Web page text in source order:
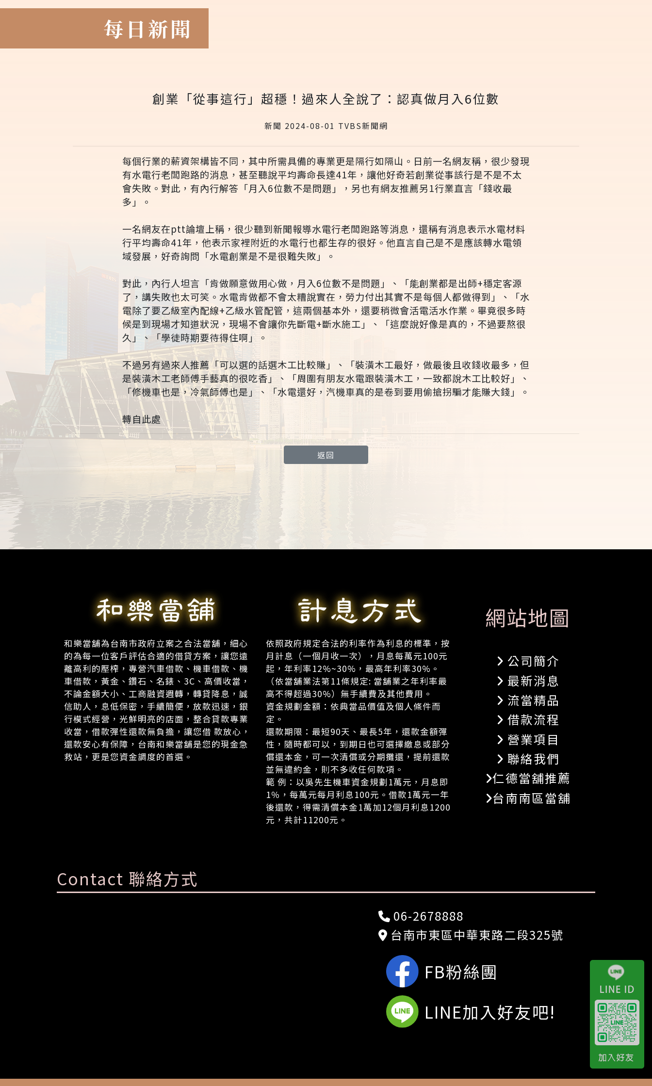
每日新聞
創業「從事這行」超穩！過來人全說了：認真做月入6位數
新聞 2024-08-01 TVBS新聞網
每個行業的薪資架構皆不同，其中所需具備的專業更是隔行如隔山。日前一名網友稱，很少發現
有水電行老闆跑路的消息，甚至聽說平均壽命長達41年，讓他好奇若創業從事該行是不是不太
會失敗。對此，有內行解答「月入6位數不是問題」，另也有網友推薦另1行業直言「錢收最
多」。
一名網友在ptt論壇上稱，很少聽到新聞報導水電行老闆跑路等消息，還稱有消息表示水電材料
行平均壽命41年，他表示家裡附近的水電行也都生存的很好。他直言自己是不是應該轉水電領
域發展，好奇詢問「水電創業是不是很難失敗」。
對此，內行人坦言「肯做願意做用心做，月入6位數不是問題」、「能創業都是出師+穩定客源
了，講失敗也太可笑。水電肯做都不會太糟說實在，勞力付出其實不是每個人都做得到」、「水
電除了要乙級室內配線+乙級水管配管，這兩個基本外，還要稍微會活電活水作業。畢竟很多時
候是到現場才知道狀況，現場不會讓你先斷電+斷水施工」、「這麼說好像是真的，不過要熬很
久」、「學徒時期要待得住啊」。
不過另有過來人推薦「可以選的話選木工比較賺」、「裝潢木工最好，做最後且收錢收最多，但
是裝潢木工老師傅手藝真的很吃香」、「周圍有朋友水電跟裝潢木工，一致都說木工比較好」、
「修機車也是，冷氣師傅也是」、「水電還好，汽機車真的是卷到要用偷搶拐騙才能賺大錢」。
轉自此處
返回
和樂當舖為台南市政府立案之合法當舖，細心
的為每一位客戶評估合適的借貸方案，讓您遠
離高利的壓榨，專營汽車借款、機車借款、機
車借款，黃金、鑽石、名錶、3C、高價收當，
不論金額大小、工商融資週轉，轉貸降息，誠
信助人，息低保密，手續簡便，放款迅速，銀
行模式經營，光鮮明亮的店面，整合貸款專業
收當，借款彈性還款無負擔，讓您借 款放心，
還款安心有保障，台南和樂當舖是您的現金急
救站，更是您資金調度的首選。
依照政府規定合法的利率作為利息的標準，按
月計息（一個月收一次），月息每萬元100元
起，年利率12%~30%，最高年利率30%。
（依當舖業法第11條規定: 當舖業之年利率最
高不得超過30%）無手續費及其他費用。
資金規劃金額：依典當品價值及個人條件而
定。
還款期限：最短90天、最長5年，還款金額彈
性，隨時都可以，到期日也可選擇繳息或部分
償還本金，可一次清償或分期攤還，提前還款
並無違約金，則不多收任何款項。
範 例：以吳先生機車資金規劃1萬元，月息即
1％，每萬元每月利息100元。借款1萬元一年
後還款，得需清償本金1萬加12個月利息1200
元，共計11200元。
網站地圖
公司簡介
最新消息
流當精品
借款流程
營業項目
聯絡我們
仁德當舖推薦
台南南區當舖
Contact 聯絡方式
06-2678888
台南市東區中華東路二段325號
FB粉絲團
LINE加入好友吧!